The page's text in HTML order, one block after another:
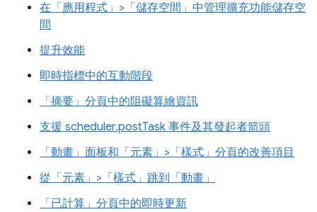
在「應用程式」>「儲存空間」中管理擴充功能儲存空
間
提升效能
即時指標中的互動階段
「摘要」分頁中的阻礙算繪資訊
支援 scheduler.postTask 事件及其發起者箭頭
「動畫」面板和「元素」>「樣式」分頁的改善項目
從「元素」>「樣式」跳到「動畫」
「已計算」分頁中的即時更新